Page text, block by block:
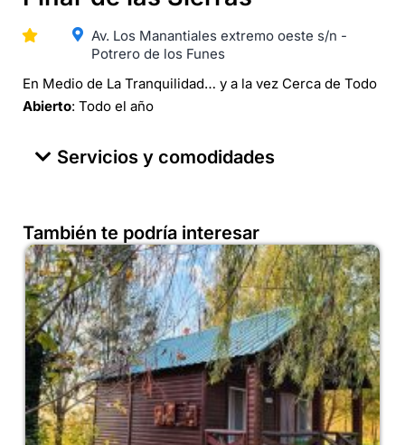
Av. Los Manantiales extremo oeste s/n -
Potrero de los Funes
En Medio de La Tranquilidad… y a la vez Cerca de Todo
Abierto: Todo el año
Servicios y comodidades
También te podría interesar